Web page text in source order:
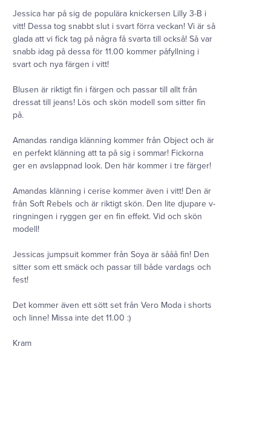
Jessica har på sig de populära knickersen Lilly 3-B i
vitt! Dessa tog snabbt slut i svart förra veckan! Vi är så
glada att vi fick tag på några få svarta till också! Så var
snabb idag på dessa för 11.00 kommer påfyllning i
svart och nya färgen i vitt!
Blusen är riktigt fin i färgen och passar till allt från
dressat till jeans! Lös och skön modell som sitter fin
på.
Amandas randiga klänning kommer från Object och är
en perfekt klänning att ta på sig i sommar! Fickorna
ger en avslappnad look. Den här kommer i tre färger!
Amandas klänning i cerise kommer även i vitt! Den är
från Soft Rebels och är riktigt skön. Den lite djupare v-
ringningen i ryggen ger en fin effekt. Vid och skön
modell!
Jessicas jumpsuit kommer från Soya är sååå fin! Den
sitter som ett smäck och passar till både vardags och
fest!
Det kommer även ett sött set från Vero Moda i shorts
och linne! Missa inte det 11.00 :)
Kram